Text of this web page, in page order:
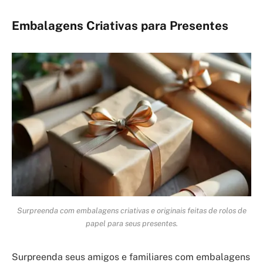
Embalagens Criativas para Presentes
Surpreenda com embalagens criativas e originais feitas de rolos de
papel para seus presentes.
Surpreenda seus amigos e familiares com embalagens